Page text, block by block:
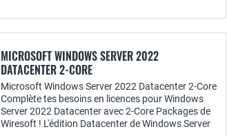
MICROSOFT WINDOWS SERVER 2022
DATACENTER 2-CORE
Microsoft Windows Server 2022 Datacenter 2-Core
Complète tes besoins en licences pour Windows
Server 2022 Datacenter avec 2-Core Packages de
Wiresoft ! L'édition Datacenter de Windows Server